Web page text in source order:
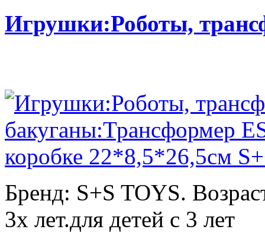
Игрушки:Роботы,
Бренд: S+S TOYS.
3х лет.для детей с 3 лет